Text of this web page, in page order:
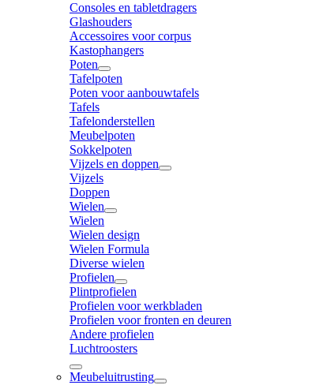
Consoles en tabletdragers
Glashouders
Accessoires voor corpus
Kastophangers
Poten
Tafelpoten
Poten voor aanbouwtafels
Tafels
Tafelonderstellen
Meubelpoten
Sokkelpoten
Vijzels en doppen
Vijzels
Doppen
Wielen
Wielen
Wielen design
Wielen Formula
Diverse wielen
Profielen
Plintprofielen
Profielen voor werkbladen
Profielen voor fronten en deuren
Andere profielen
Luchtroosters
Meubeluitrusting